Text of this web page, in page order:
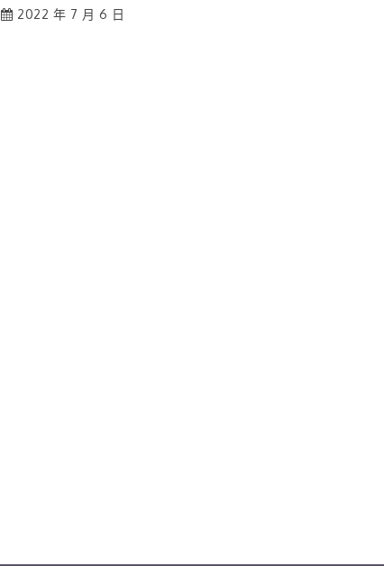
2022 年 7 月 6 日